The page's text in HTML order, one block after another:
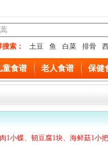
搜索： 土豆 鱼 白菜 排骨
童食谱 老人食谱 保健
1小蝶、韧豆腐1块、海鲜菇1小把